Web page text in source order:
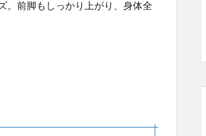
。前脚もしっかり上がり、身体全